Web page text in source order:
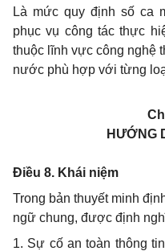
Là mức quy định số ca
phục vụ công tác thực
thuộc lĩnh vực công nghệ
nước phù hợp với từng
HƯỚNG
Điều 8. Khái niệm
Trong bản thuyết minh
ngữ chung, được định
1. Sự cố an toàn thông